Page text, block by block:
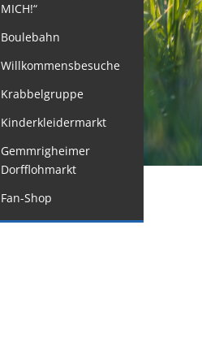
MICH!“
Boulebahn
Willkommensbesuche
Krabbelgruppe
Kinderkleidermarkt
Gemmrigheimer
Dorfflohmarkt
Fan-Shop
Gemmrigheim